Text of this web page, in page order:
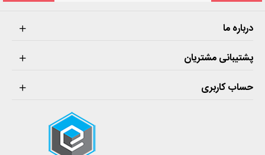
سیگنال حذف می شود. به این ویژگی منحنی لیساژو
دفعاتی می باشد که اسیلوسکوپ یک سیگنال را در
هرثانیه رویت می کند. این ویژگی مخصوص اسیلوسکوپ
درباره ما
پشتیبانی مشتریان
حساب کاربری